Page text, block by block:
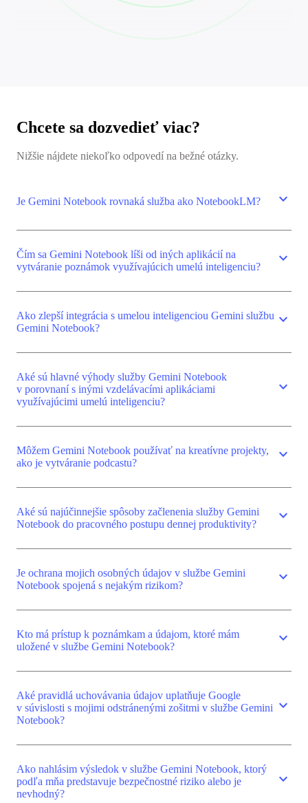
Chcete sa dozvedieť viac?
Nižšie nájdete niekoľko odpovedí na bežné otázky.
Je Gemini Notebook rovnaká služba ako NotebookLM? expand_more
Čím sa Gemini Notebook líši od iných aplikácií na
vytváranie poznámok využívajúcich umelú inteligenciu?
expand_more
Ako zlepší integrácia s umelou inteligenciou Gemini službu
Gemini Notebook?
expand_more
Aké sú hlavné výhody služby Gemini Notebook
v porovnaní s inými vzdelávacími aplikáciami
využívajúcimi umelú inteligenciu?
expand_more
Môžem Gemini Notebook používať na kreatívne projekty,
ako je vytváranie podcastu?
expand_more
Aké sú najúčinnejšie spôsoby začlenenia služby Gemini
Notebook do pracovného postupu dennej produktivity?
expand_more
Je ochrana mojich osobných údajov v službe Gemini
Notebook spojená s nejakým rizikom?
expand_more
Kto má prístup k poznámkam a údajom, ktoré mám
uložené v službe Gemini Notebook?
expand_more
Aké pravidlá uchovávania údajov uplatňuje Google
v súvislosti s mojimi odstránenými zošitmi v službe Gemini
Notebook?
expand_more
Ako nahlásim výsledok v službe Gemini Notebook, ktorý
podľa mňa predstavuje bezpečnostné riziko alebo je
nevhodný?
expand_more